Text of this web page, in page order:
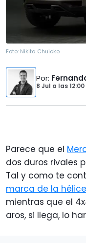
Foto: Nikita Chuicko
Por:
8 Jul a las12:00
Parece que el
dos duros rivales
Tal y como te
marca de la
mientras que el
aros, si llega, lo